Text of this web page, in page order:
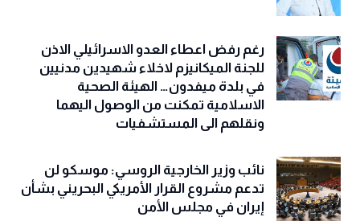
رغم رفض اعطاء العدو الاسرائيلي الاذن
للجنة الميكانيزم لاخلاء شهيدين مدنيين
في بلدة ميفدون… الهيئة الصحية
الاسلامية تمكنت من الوصول اليهما
ونقلهم الى المستشفيات
نائب وزير الخارجية الروسي: موسكو لن
تدعم مشروع القرار الأمريكي البحريني بشأن
إيران في مجلس الأمن